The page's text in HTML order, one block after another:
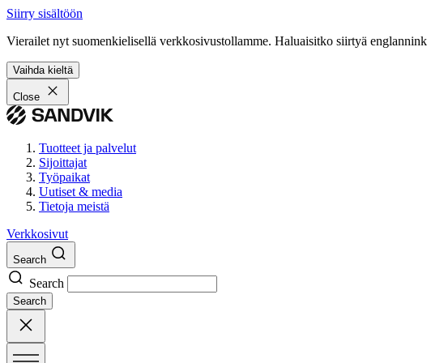
Siirry sisältöön
Vierailet nyt suomenkielisellä verkkosivustollamme. Haluaisitko siirtyä
Vaihda kieltä
Close
Tuotteet ja palvelut
Sijoittajat
Työpaikat
Uutiset & media
Tietoja meistä
Verkkosivut
Search
Search
Search